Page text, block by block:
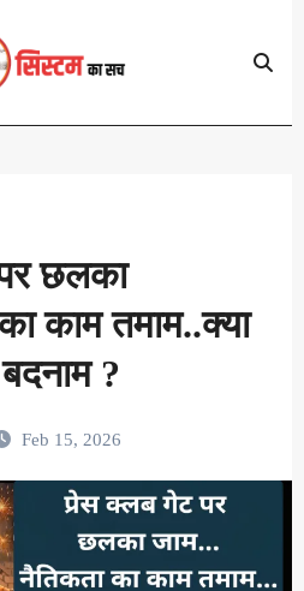
छलका
काम तमाम..क्या
?
Feb 15, 2026